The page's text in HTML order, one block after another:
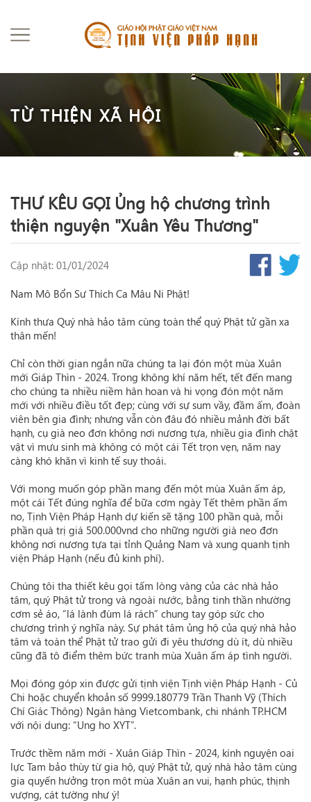
TỪ THIỆN XÃ HỘI
THƯ KÊU GỌI Ủng hộ chương trình
thiện nguyện "Xuân Yêu Thương"
Cập nhật: 01/01/2024
Nam Mô Bổn Sư Thích Ca Mâu Ni Phật!
Kính thưa Quý nhà hảo tâm cùng toàn thể quý Phật tử gần xa
thân mến!
Chỉ còn thời gian ngắn nữa chúng ta lại đón một mùa Xuân
mới Giáp Thìn - 2024. Trong không khí năm hết, tết đến mang
cho chúng ta nhiều niềm hân hoan và hi vọng đón một năm
mới với nhiều điều tốt đẹp; cùng với sự sum vầy, đầm ấm, đoàn
viên bên gia đình; nhưng vẫn còn đâu đó nhiều mảnh đời bất
hạnh, cụ già neo đơn không nơi nương tựa, nhiều gia đình chật
vật vì mưu sinh mà không có một cái Tết trọn vẹn, năm nay
càng khó khăn vì kinh tế suy thoái.
Với mong muốn góp phần mang đến một mùa Xuân ấm áp,
một cái Tết đúng nghĩa để bữa cơm ngày Tết thêm phần ấm
no, Tịnh Viện Pháp Hạnh dự kiến sẽ tặng 100 phần quà, mỗi
phần quà trị giá 500.000vnd cho những người già neo đơn
không nơi nương tựa tại tỉnh Quảng Nam và xung quanh tịnh
viện Pháp Hạnh (nếu đủ kinh phí).
Chúng tôi tha thiết kêu gọi tấm lòng vàng của các nhà hảo
tâm, quý Phật tử trong và ngoài nước, bằng tinh thần nhường
cơm sẻ áo, “lá lành đùm lá rách” chung tay góp sức cho
chương trình ý nghĩa này. Sự phát tâm ủng hộ của quý nhà hảo
tâm và toàn thể Phật tử trao gửi đi yêu thương dù ít, dù nhiều
cũng đã tô điểm thêm bức tranh mùa Xuân ấm áp tình người.
Mọi đóng góp xin được gửi tịnh viện Tịnh viện Pháp Hạnh - Củ
Chi hoặc chuyển khoản số 9999.180779 Trần Thanh Vỹ (Thích
Chí Giác Thông) Ngân hàng Vietcombank, chi nhánh TP.HCM
với nội dung: “Ung ho XYT”.
Trước thềm năm mới - Xuân Giáp Thìn - 2024, kính nguyện oai
lực Tam bảo thùy từ gia hộ, quý Phật tử, quý nhà hảo tâm cùng
gia quyến hưởng trọn một mùa Xuân an vui, hạnh phúc, thịnh
vượng, cát tường như ý!